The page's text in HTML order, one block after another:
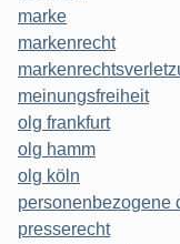
marke
markenrecht
meinungsfreiheit
olg frankfurt
olg hamm
olg köln
personenbezogene
presserecht